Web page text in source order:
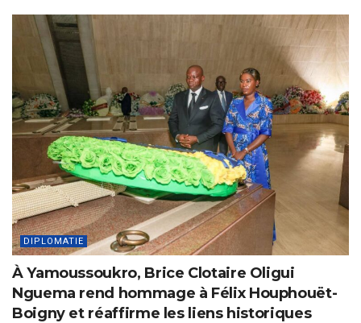
DIPLOMATIE
À Yamoussoukro, Brice Clotaire Oligui
Nguema rend hommage à Félix Houphouët-
Boigny et réaffirme les liens historiques